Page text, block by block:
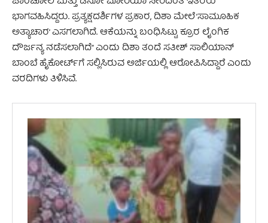
ಭಾಗವಹಿಸಿದ್ದರು. ಪ್ರತ್ಯಕ್ಷದರ್ಶಿಗಳ ಪ್ರಕಾರ, ದಿಶಾ ಮೇಲೆ ‘ಸಾಮೂಹಿಕ
ಅತ್ಯಾಚಾರ’ ಎಸಗಲಾಗಿದೆ. ಆಕೆಯನ್ನು ಬಂಧಿಸಿಟ್ಟು ಕ್ರೂರ ಲೈಂಗಿಕ
ದೌರ್ಜನ್ಯ ನಡೆಸಲಾಗಿದೆ” ಎಂದು ದಿಶಾ ತಂದೆ ಸತೀಶ್ ಸಾಲಿಯಾನ್
ಬಾಂಬೆ ಹೈಕೋರ್ಟ್‌ಗೆ ಸಲ್ಲಿಸಿರುವ ಅರ್ಜಿಯಲ್ಲಿ ಆರೋಪಿಸಿದ್ದಾರೆ ಎಂದು
ವರದಿಗಳು ತಿಳಿಸಿವೆ.